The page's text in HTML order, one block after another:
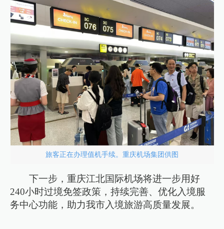
旅客正在办理值机手续。重庆机场集团供图
下一步，重庆江北国际机场将进一步用好
240小时过境免签政策，持续完善、优化入境服
务中心功能，助力我市入境旅游高质量发展。